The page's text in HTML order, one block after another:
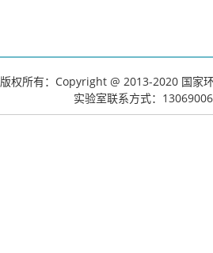
版权所有：Copyright @ 2013-2020 国家
实验室联系方式：